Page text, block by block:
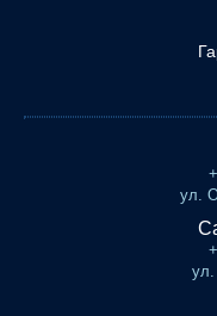
ул.
ул.